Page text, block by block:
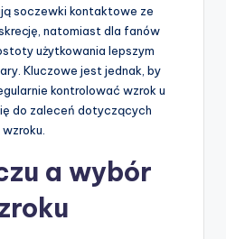
soczewki kontaktowe ze
natomiast dla fanów
użytkowania lepszym
Kluczowe jest jednak, by
kontrolować wzrok u
do zaleceń dotyczących
a wybór